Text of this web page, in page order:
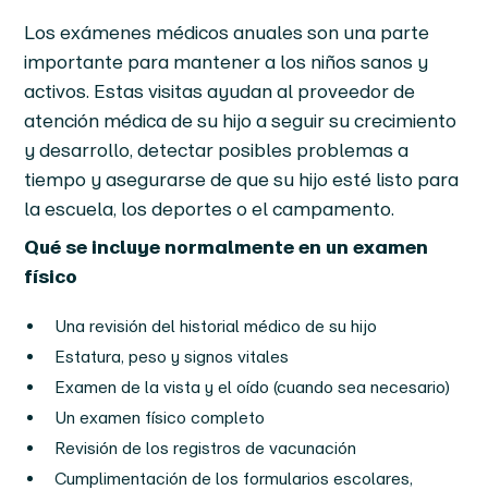
Los exámenes médicos anuales son una parte
importante para mantener a los niños sanos y
activos. Estas visitas ayudan al proveedor de
atención médica de su hijo a seguir su crecimiento
y desarrollo, detectar posibles problemas a
tiempo y asegurarse de que su hijo esté listo para
la escuela, los deportes o el campamento.
Qué se incluye normalmente en un examen
físico
Una revisión del historial médico de su hijo
Estatura, peso y signos vitales
Examen de la vista y el oído (cuando sea necesario)
Un examen físico completo
Revisión de los registros de vacunación
Cumplimentación de los formularios escolares,